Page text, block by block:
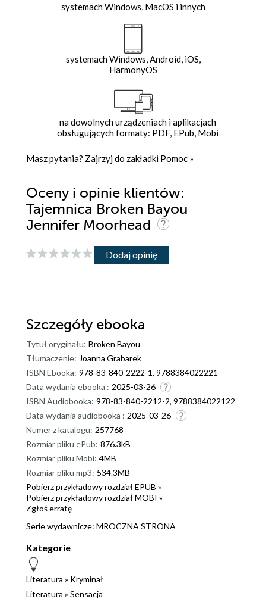
systemach Windows, MacOS i innych
systemach Windows, Android, iOS,
HarmonyOS
na dowolnych urządzeniach i aplikacjach
obsługujących formaty: PDF, EPub, Mobi
Masz pytania? Zajrzyj do zakładki Pomoc »
Oceny i opinie klientów:
Tajemnica Broken Bayou
Jennifer Moorhead
Dodaj opinię
Szczegóły ebooka
Tytuł oryginału: Broken Bayou
Tłumaczenie: Joanna Grabarek
ISBN Ebooka: 978-83-840-2222-1, 9788384022221
Data wydania ebooka : 2025-03-26
ISBN Audiobooka: 978-83-840-2212-2, 9788384022122
Data wydania audiobooka : 2025-03-26
Numer z katalogu: 257768
Rozmiar pliku ePub: 876.3kB
Rozmiar pliku Mobi: 4MB
Rozmiar pliku mp3: 534.3MB
Pobierz przykładowy rozdział EPUB »
Pobierz przykładowy rozdział MOBI »
Zgłoś erratę
Serie wydawnicze: MROCZNA STRONA
Kategorie
Literatura » Kryminał
Literatura » Sensacja